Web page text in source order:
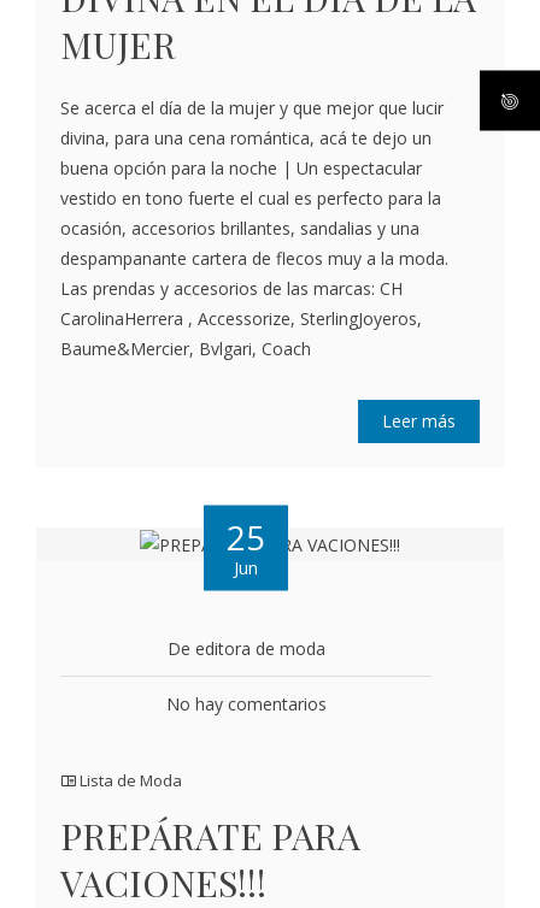
MUJER
Se acerca el día de la mujer y que mejor que lucir
divina, para una cena romántica, acá te dejo un
buena opción para la noche | Un espectacular
vestido en tono fuerte el cual es perfecto para la
ocasión, accesorios brillantes, sandalias y una
despampanante cartera de flecos muy a la moda.
Las prendas y accesorios de las marcas: CH
CarolinaHerrera , Accessorize, SterlingJoyeros,
Baume&Mercier, Bvlgari, Coach
Leer más
25
Jun
De editora de moda
No hay comentarios
Lista de Moda
PREPÁRATE PARA
VACIONES!!!